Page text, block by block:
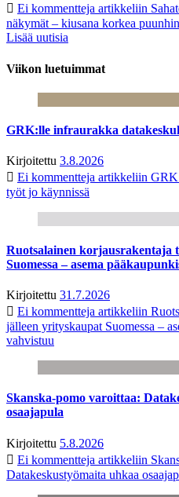
Ei kommentteja artikkeliin
näkymät – kiusana korkea
Lisää uutisia
Viikon luetuimmat
GRK:lle infraurakka
Kirjoitettu 3.8.2026
Ei kommentteja artikkeliin
työt jo käynnissä
Ruotsalainen korjausrakentaja
Suomessa – asema
Kirjoitettu 31.7.2026
Ei kommentteja artikkeliin
jälleen yrityskaupat Suomessa –
vahvistuu
Skanska-pomo varoittaa:
osaajapula
Kirjoitettu 5.8.2026
Ei kommentteja artikkeliin
Datakeskustyömaita uhkaa